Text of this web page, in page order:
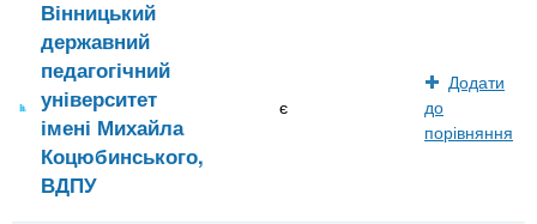
Вінницький
державний
педагогічний
університет
імені Михайла
Коцюбинського,
ВДПУ
є
Додати
до
порівняння